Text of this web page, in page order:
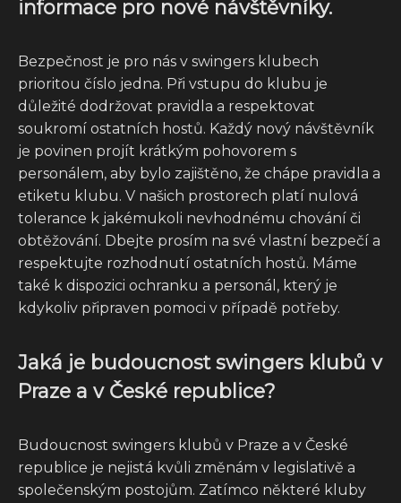
informace pro nové návštěvníky.
Bezpečnost je pro nás v swingers klubech
prioritou číslo jedna. Při vstupu do klubu je
důležité dodržovat pravidla a respektovat
soukromí ostatních hostů. Každý nový návštěvník
je povinen projít krátkým pohovorem s
personálem, aby bylo zajištěno, že chápe pravidla a
etiketu klubu. V našich prostorech platí nulová
tolerance k jakémukoli nevhodnému chování či
obtěžování. Dbejte prosím na své vlastní bezpečí a
respektujte rozhodnutí ostatních hostů. Máme
také k dispozici ochranku a personál, který je
kdykoliv připraven pomoci v případě potřeby.
Jaká je budoucnost swingers klubů v
Praze a v České republice?
Budoucnost swingers klubů v Praze a v České
republice je nejistá kvůli změnám v legislativě a
společenským postojům. Zatímco některé kluby